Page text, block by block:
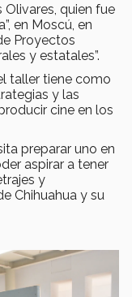
Olivares, quien fue
en Moscú, en
Proyectos
y estatales”.
taller tiene como
y las
cine en los
preparar uno en
aspirar a tener
y
Chihuahua y su